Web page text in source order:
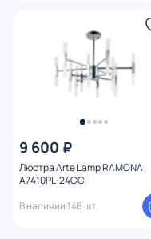
9 600 ₽
Люстра Arte Lamp RAMONA
A7410PL-24CC
В наличии 148 шт.